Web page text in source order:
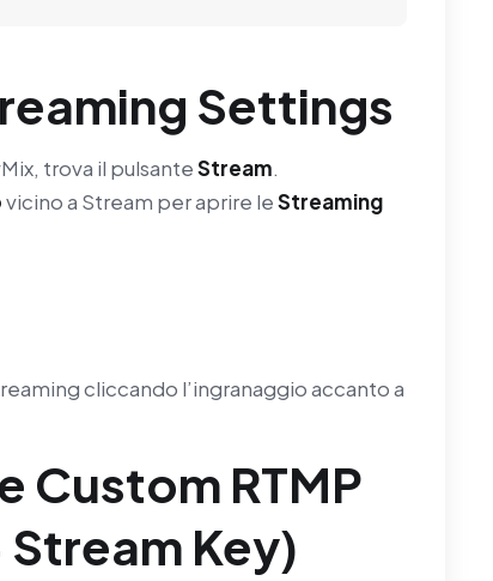
Settings
trova il pulsanteStream.
vicino a Stream per aprire leStreaming
cliccando l’ingranaggio accanto a
Custom RTMP
Stream Key)